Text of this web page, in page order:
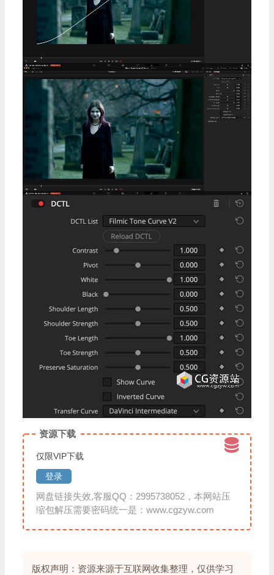
资源下载
仅限VIP下载
登录
网盘链接失效,客服QQ：2995738052，本网站压
缩包解压需要密码统一是：www.cgzyw.com
版权声明：资源来源于互联网收集整理，仅供学习